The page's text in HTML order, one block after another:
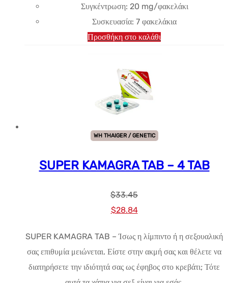
Συγκέντρωση: 20 mg/φακελάκι
Συσκευασία: 7 φακελάκια
Προσθήκη στο καλάθι
WH THAIGER / GENETIC
SUPER KAMAGRA TAB – 4 TAB
$33.45
Αρχική
$33.45.
$28.84Η
τιμή
είναι:
$28.84.
SUPER KAMAGRA TAB – Ίσως η λίμπιντο ή η σεξουαλική
σας επιθυμία μειώνεται. Είστε στην ακμή σας και θέλετε να
διατηρήσετε την ιδιότητά σας ως έφηβος στο κρεβάτι; Τότε